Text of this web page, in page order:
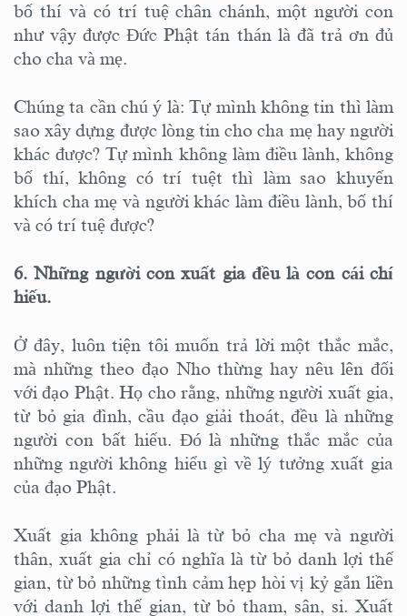
bố thí và có trí tuệ chân chánh, một người con
như vậy được Đức Phật tán thán là đã trả ơn đủ
cho cha và mẹ.
Chúng ta cần chú ý là: Tự mình không tin thì làm
sao xây dựng được lòng tin cho cha mẹ hay người
khác được? Tự mình không làm điều lành, không
bố thí, không có trí tuệt thì làm sao khuyến
khích cha mẹ và người khác làm điều lành, bố thí
và có trí tuệ được?
6. Những người con xuất gia đều là con cái chí
hiếu.
Ở đây, luôn tiện tôi muốn trả lời một thắc mắc,
mà những theo đạo Nho thừng hay nêu lên đối
với đạo Phật. Họ cho rằng, những người xuất gia,
từ bỏ gia đình, cầu đạo giải thoát, đều là những
người con bất hiếu. Đó là những thắc mắc của
những người không hiểu gì về lý tưởng xuất gia
của đạo Phật.
Xuất gia không phải là từ bỏ cha mẹ và người
thân, xuất gia chỉ có nghĩa là từ bỏ danh lợi thế
gian, từ bỏ những tình cảm hẹp hòi vị kỷ gắn liền
với danh lợi thế gian, từ bỏ tham, sân, si. Xuất